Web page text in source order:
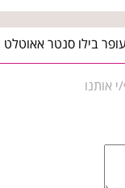
בילו סנטר אאוטלט
אותנו